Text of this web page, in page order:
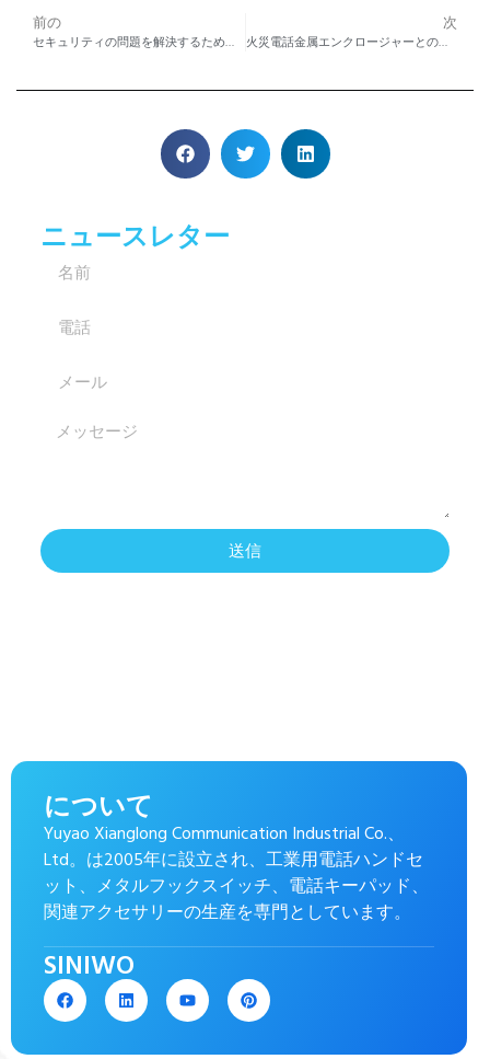
前の
セキュリティの問題を解決するためにドアアクセス制御キーパッドを使用する方法
次
火災電話金属エンクロージャーとのコミュニケーションを保護する方法
ニュースレター
送信
について
Yuyao Xianglong Communication Industrial Co.、
Ltd。は2005年に設立され、工業用電話ハンドセ
ット、メタルフックスイッチ、電話キーパッド、
関連アクセサリーの生産を専門としています。
SINIWO